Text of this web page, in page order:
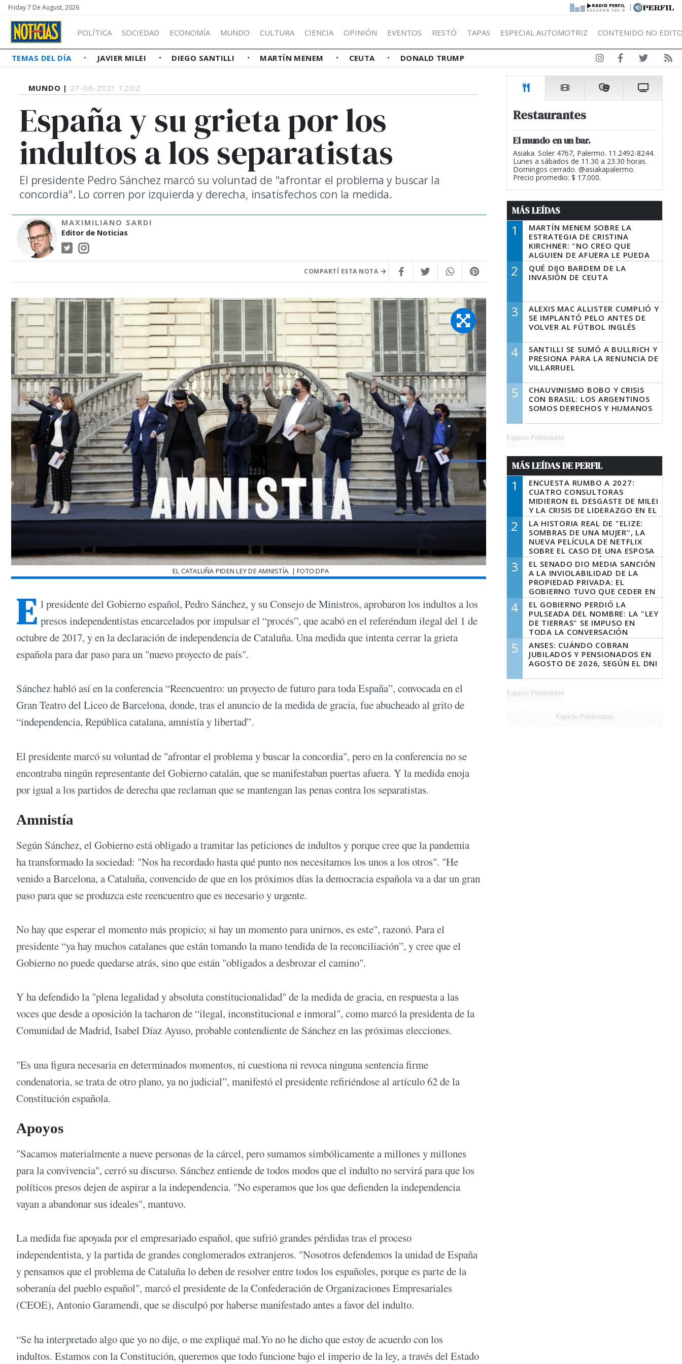
Friday 7 De August, 2026 |
POLÍTICA SOCIEDAD ECONOMÍA MUNDO CULTURA CIENCIA OPINIÓN EVENTOS RESTÓ TAPAS ESPECIAL AUTOMOTRIZ CONTENIDO NO
TEMAS DEL DÍA JAVIER MILEI DIEGO SANTILLI MARTÍN MENEM CEUTA DONALD TRUMP
MUNDO | 27-06-2021 12:02
España y su grieta por los
indultos a los separatistas
El presidente Pedro Sánchez marcó su voluntad de "afrontar el problema y buscar la
concordia". Lo corren por izquierda y derecha, insatisfechos con la medida.
MAXIMILIANO SARDI
Editor de Noticias
COMPARTÍ ESTA NOTA
EL CATALUÑA PIDEN LEY DE AMNISTÍA. | FOTO:DPA
E l presidente del Gobierno español, Pedro Sánchez, y su Consejo de Ministros, aprobaron los indultos a los
presos independentistas encarcelados por impulsar el “procés”, que acabó en el referéndum ilegal del 1 de
octubre de 2017, y en la declaración de independencia de Cataluña. Una medida que intenta cerrar la grieta
española para dar paso para un "nuevo proyecto de país".
Sánchez habló así en la conferencia “Reencuentro: un proyecto de futuro para toda España”, convocada en el
Gran Teatro del Liceo de Barcelona, donde, tras el anuncio de la medida de gracia, fue abucheado al grito de
“independencia, República catalana, amnistía y libertad”.
El presidente marcó su voluntad de "afrontar el problema y buscar la concordia", pero en la conferencia no se
encontraba ningún representante del Gobierno catalán, que se manifestaban puertas afuera. Y la medida enoja
por igual a los partidos de derecha que reclaman que se mantengan las penas contra los separatistas.
Amnistía
Según Sánchez, el Gobierno está obligado a tramitar las peticiones de indultos y porque cree que la pandemia
ha transformado la sociedad: "Nos ha recordado hasta qué punto nos necesitamos los unos a los otros". "He
venido a Barcelona, a Cataluña, convencido de que en los próximos días la democracia española va a dar un gran
paso para que se produzca este reencuentro que es necesario y urgente.
No hay que esperar el momento más propicio; si hay un momento para unirnos, es este", razonó. Para el
presidente “ya hay muchos catalanes que están tomando la mano tendida de la reconciliación”, y cree que el
Gobierno no puede quedarse atrás, sino que están "obligados a desbrozar el camino".
Y ha defendido la "plena legalidad y absoluta constitucionalidad" de la medida de gracia, en respuesta a las
voces que desde a oposición la tacharon de “ilegal, inconstitucional e inmoral", como marcó la presidenta de la
Comunidad de Madrid, Isabel Díaz Ayuso, probable contendiente de Sánchez en las próximas elecciones.
"Es una figura necesaria en determinados momentos, ni cuestiona ni revoca ninguna sentencia firme
condenatoria, se trata de otro plano, ya no judicial”, manifestó el presidente refiriéndose al artículo 62 de la
Constitución española.
Apoyos
"Sacamos materialmente a nueve personas de la cárcel, pero sumamos simbólicamente a millones y millones
para la convivencia", cerró su discurso. Sánchez entiende de todos modos que el indulto no servirá para que los
políticos presos dejen de aspirar a la independencia. "No esperamos que los que defienden la independencia
vayan a abandonar sus ideales", mantuvo.
La medida fue apoyada por el empresariado español, que sufrió grandes pérdidas tras el proceso
independentista, y la partida de grandes conglomerados extranjeros. "Nosotros defendemos la unidad de España
y pensamos que el problema de Cataluña lo deben de resolver entre todos los españoles, porque es parte de la
soberanía del pueblo español", marcó el presidente de la Confederación de Organizaciones Empresariales
(CEOE), Antonio Garamendi, que se disculpó por haberse manifestado antes a favor del indulto.
“Se ha interpretado algo que yo no dije, o me expliqué mal.Yo no he dicho que estoy de acuerdo con los
indultos. Estamos con la Constitución, queremos que todo funcione bajo el imperio de la ley, a través del Estado
Restaurantes
El mundo en un bar.
Asiaka. Soler 4767, Palermo. 11.2492-8244.
Lunes a sábados de 11.30 a 23.30 horas.
Domingos cerrado. @asiakapalermo.
Precio promedio: $ 17.000.
MÁS LEÍDAS
1
MARTÍN MENEM SOBRE LA
ESTRATEGIA DE CRISTINA
KIRCHNER: "NO CREO QUE
ALGUIEN DE AFUERA LE PUEDA
DECIR A LA JUSTICIA LO QUE
TIENE QUE HACER"
2
QUÉ DIJO BARDEM DE LA
INVASIÓN DE CEUTA
3
ALEXIS MAC ALLISTER CUMPLIÓ Y
SE IMPLANTÓ PELO ANTES DE
VOLVER AL FÚTBOL INGLÉS
4
SANTILLI SE SUMÓ A BULLRICH Y
PRESIONA PARA LA RENUNCIA DE
VILLARRUEL
5
CHAUVINISMO BOBO Y CRISIS
CON BRASIL: LOS ARGENTINOS
SOMOS DERECHOS Y HUMANOS
Espacio Publicitario
MÁS LEÍDAS DE PERFIL
1
ENCUESTA RUMBO A 2027:
CUATRO CONSULTORAS
MIDIERON EL DESGASTE DE MILEI
Y LA CRISIS DE LIDERAZGO EN EL
PERONISMO
2
LA HISTORIA REAL DE "ELIZE:
SOMBRAS DE UNA MUJER", LA
NUEVA PELÍCULA DE NETFLIX
SOBRE EL CASO DE UNA ESPOSA
QUE DESCUARTIZÓ A SU
MARIDO
3
EL SENADO DIO MEDIA SANCIÓN
A LA INVIOLABILIDAD DE LA
PROPIEDAD PRIVADA: EL
GOBIERNO TUVO QUE CEDER EN
LA LEY DEL MANEJO DEL FUEGO
4
EL GOBIERNO PERDIÓ LA
PULSEADA DEL NOMBRE: LA "LEY
DE TIERRAS" SE IMPUSO EN
TODA LA CONVERSACIÓN
DIGITAL
5
ANSES: CUÁNDO COBRAN
JUBILADOS Y PENSIONADOS EN
AGOSTO DE 2026, SEGÚN EL DNI
Espacio Publicitario
Espacio Publicitario